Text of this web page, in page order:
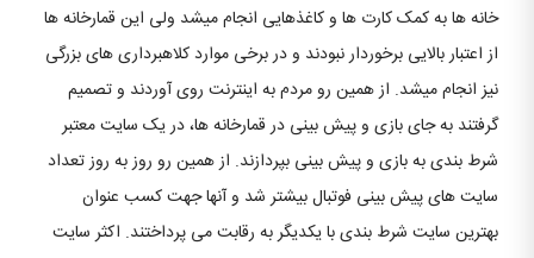
خانه ها به کمک کارت ها و کاغذهایی انجام میشد ولی این قمارخانه ها
از اعتبار بالایی برخوردار نبودند و در برخی موارد کلاهبرداری های بزرگی
نیز انجام میشد. از همین رو مردم به اینترنت روی آوردند و تصمیم
گرفتند به جای بازی و پیش بینی در قمارخانه ها، در یک سایت معتبر
شرط بندی به بازی و پیش بینی بپردازند. از همین رو روز به روز تعداد
سایت های پیش بینی فوتبال بیشتر شد و آنها جهت کسب عنوان
بهترین سایت شرط بندی با یکدیگر به رقابت می پرداختند. اکثر سایت